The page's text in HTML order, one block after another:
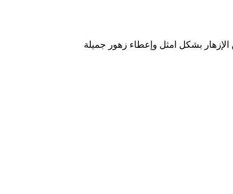
بين 25 الى 30 درجة مئوية، ليتمكن من الإزهار بشكل امثل وإعطاء زهور جميلة